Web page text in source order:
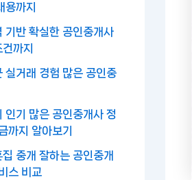
용까지
기반 확실한 공인중개사
까지
실거래 경험 많은 공인중
인기 많은 공인중개사 정
까지 알아보기
중개 잘하는 공인중개
스 비교